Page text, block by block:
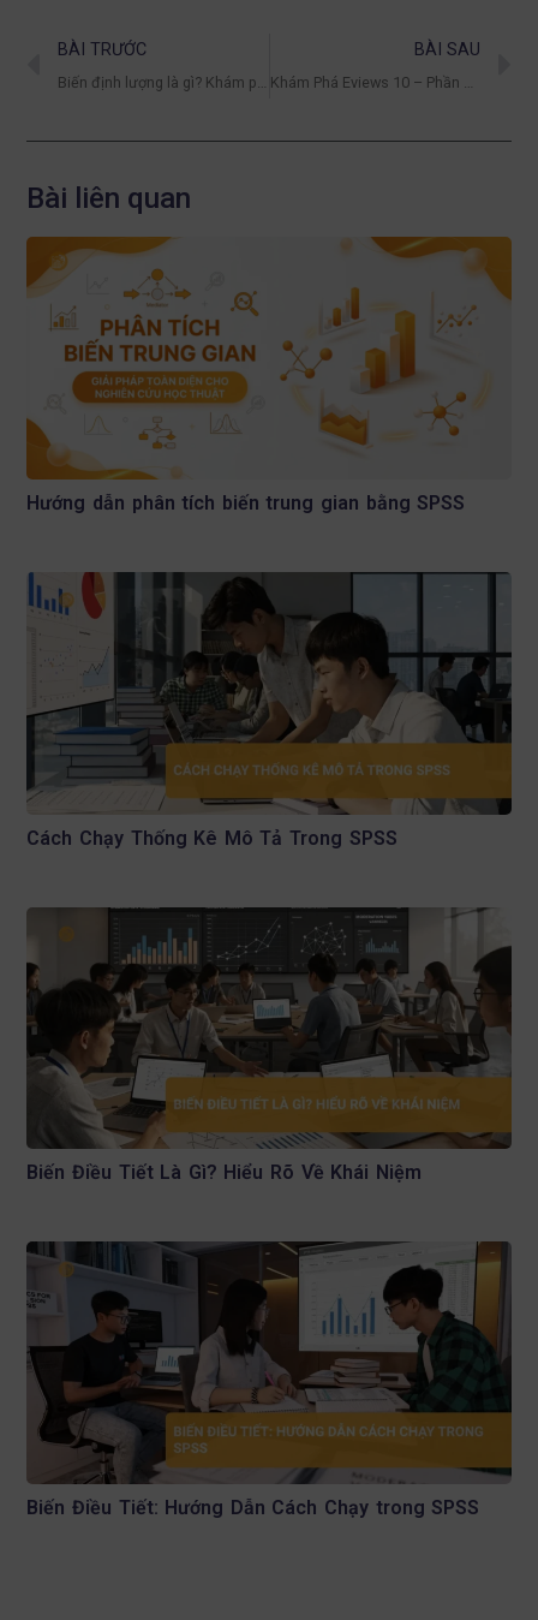
BÀI TRƯỚC
Biến định lượng là gì? Khám phá khái niệm quan trọng trong thống kê và phân tích dữ liệu
BÀI SAU
Khám Phá Eviews 10 – Phần Mềm Phân Tích Tài Chính Hiệu Quả
Bài liên quan
Hướng dẫn phân tích biến trung gian bằng SPSS
Cách Chạy Thống Kê Mô Tả Trong SPSS
Biến Điều Tiết Là Gì? Hiểu Rõ Về Khái Niệm
Biến Điều Tiết: Hướng Dẫn Cách Chạy trong SPSS